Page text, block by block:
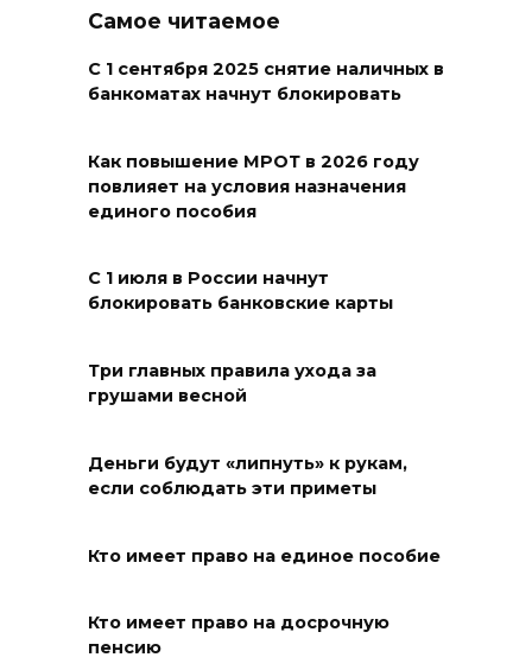
Рувинского от запустения
08 августа 2026 14:04
поджег газ в квартире
бывшей жены, эвакуированы
7 человек
с Днем физкультурника
Ростовчане оказались среди
Новороссийске
В Ростовской области
Самое читаемое
С 1 сентября 2025 снятие наличных в
банкоматах начнут блокировать
Как повышение МРОТ в 2026 году
повлияет на условия назначения
единого пособия
С 1 июля в России начнут
блокировать банковские карты
Три главных правила ухода за
грушами весной
Деньги будут «липнуть» к рукам,
если соблюдать эти приметы
Кто имеет право на единое пособие
Кто имеет право на досрочную
пенсию